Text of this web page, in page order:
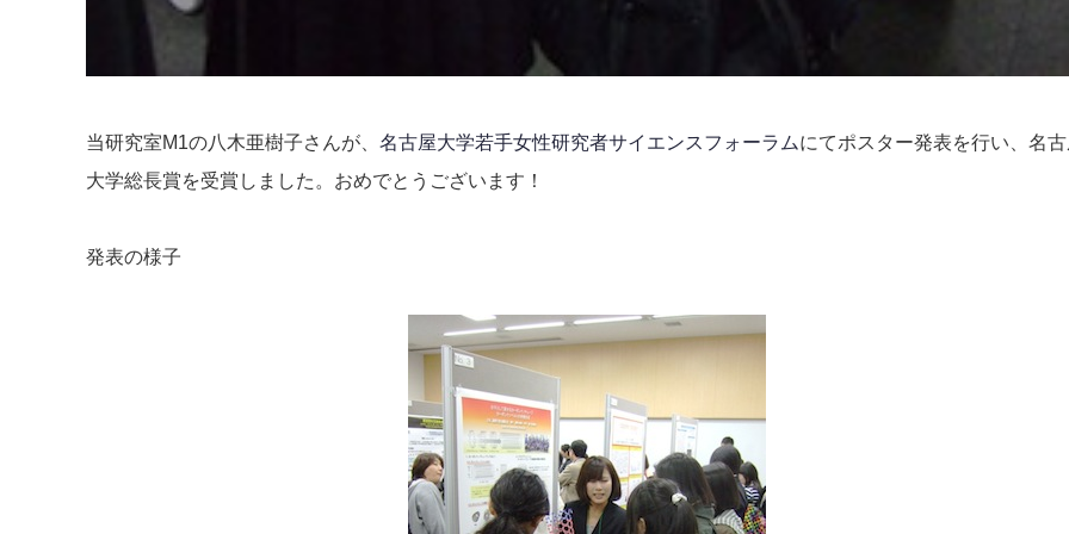
当研究室M1の八木亜樹子さんが、 名古屋大学若手女性研究者サイエンスフォーラムにてポスター発表を行い、名
大学総長賞を受賞しました。おめでとうございます！
発表の様子